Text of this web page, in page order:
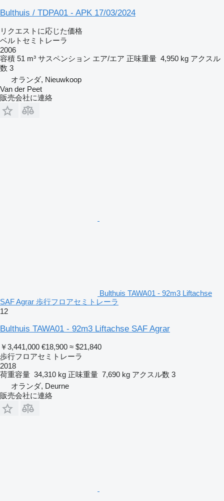
Bulthuis / TDPA01 - APK 17/03/2024
リクエストに応じた価格
ベルトセミトレーラ
2006
容積 51 m³ サスペンション エア/エア 正味重量 4,950 kg アクスル
数 3
オランダ, Nieuwkoop
Van der Peet
販売会社に連絡
Bulthuis TAWA01 - 92m3 Liftachse
SAF Agrar 歩行フロアセミトレーラ
12
Bulthuis TAWA01 - 92m3 Liftachse SAF Agrar
￥3,441,000 €18,900 ≈ $21,840
歩行フロアセミトレーラ
2018
荷重容量 34,310 kg 正味重量 7,690 kg アクスル数 3
オランダ, Deurne
販売会社に連絡